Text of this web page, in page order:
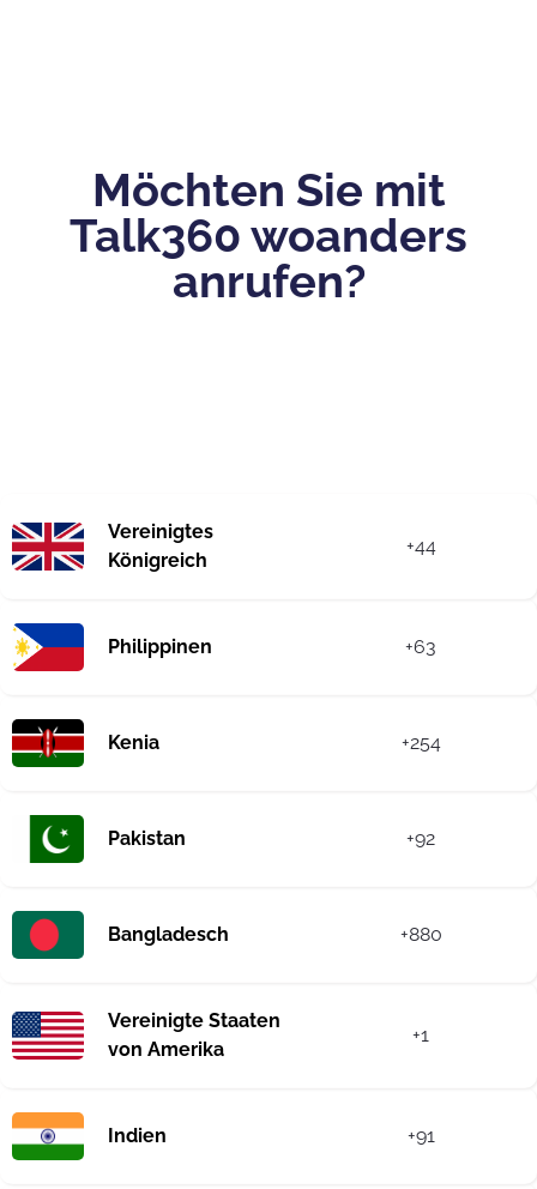
Möchten Sie mit
Talk360 woanders
anrufen?
Vereinigtes
Königreich
+44
Philippinen +63
Kenia +254
Pakistan +92
Bangladesch +880
Vereinigte Staaten
von Amerika
+1
Indien +91